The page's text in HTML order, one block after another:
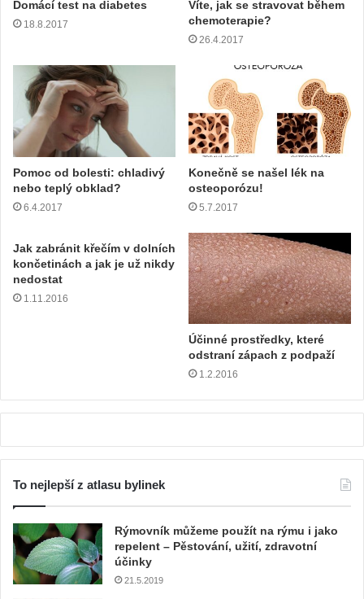
Domácí test na diabetes
18.8.2017
Víte, jak se stravovat během
chemoterapie?
26.4.2017
Pomoc od bolesti: chladivý
nebo teplý obklad?
6.4.2017
Konečně se našel lék na
osteoporózu!
5.7.2017
Jak zabránit křečím v dolních
končetinách a jak je už nikdy
nedostat
1.11.2016
Účinné prostředky, které
odstraní zápach z podpaží
1.2.2016
To nejlepší z atlasu bylinek
Rýmovník můžeme použít na rýmu i jako
repelent – Pěstování, užití, zdravotní
účinky
21.5.2019